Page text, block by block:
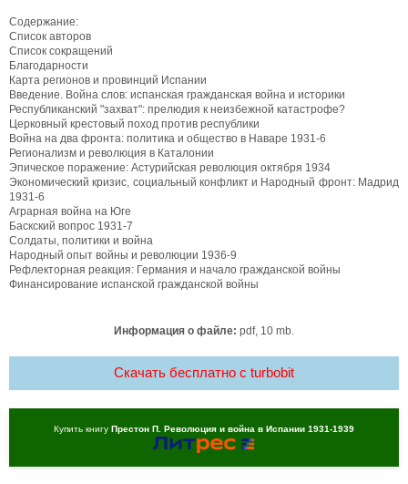
Содержание:
Список авторов
Список сокращений
Благодарности
Карта регионов и провинций Испании
Введение. Война слов: испанская гражданская война и историки
Республиканский "захват": прелюдия к неизбежной катастрофе?
Церковный крестовый поход против республики
Война на два фронта: политика и общество в Наваре 1931-6
Регионализм и революция в Каталонии
Эпическое поражение: Астурийская революция октября 1934
Экономический кризис, социальный конфликт и Народный фронт: Мадрид
1931-6
Аграрная война на Юге
Баскский вопрос 1931-7
Солдаты, политики и война
Народный опыт войны и революции 1936-9
Рефлекторная реакция: Германия и начало гражданской войны
Финансирование испанской гражданской войны
Информация о файле: pdf, 10 mb.
Скачать бесплатно c turbobit
Купить книгу Престон П. Революция и война в Испании 1931-1939